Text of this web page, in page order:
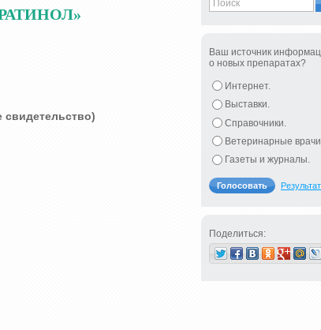
свидетельство)
Ваш источник
о новых препаратах?
Интернет.
Выставки.
Справочники.
Ветеринарные
Газеты и журналы.
Поделиться: